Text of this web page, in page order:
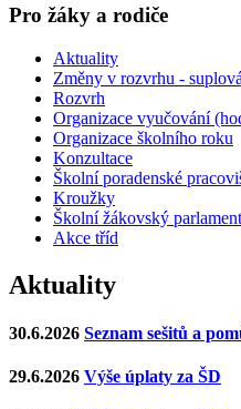
Pro žáky a rodiče
Aktuality
Změny v rozvrhu -
Rozvrh
Organizace vyučování
Organizace školního roku
Konzultace
Školní poradenské
Kroužky
Školní žákovský parlament
Akce tříd
Aktuality
30.6.2026 Seznam sešitů a
29.6.2026 Výše úplaty za ŠD